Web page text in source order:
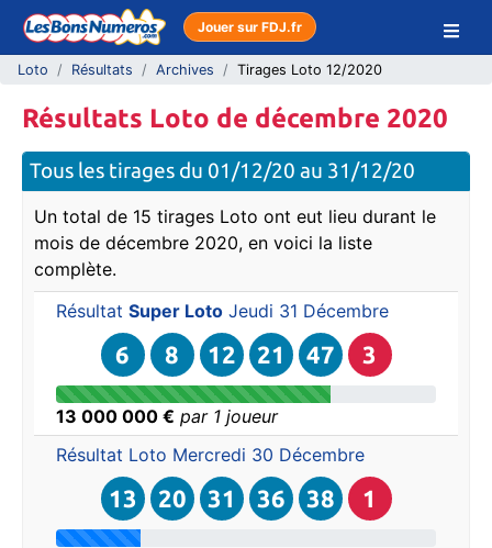
Jouer sur FDJ.fr
Loto Résultats Archives Tirages Loto 12/2020
Résultats Loto de décembre 2020
Tous les tirages du 01/12/20 au 31/12/20
Un total de 15 tirages Loto ont eut lieu durant le
mois de décembre 2020, en voici la liste
complète.
Résultat Super Loto Jeudi 31 Décembre
6 8 12 21 47 3
13 000 000 € par 1 joueur
Résultat Loto Mercredi 30 Décembre
13 20 31 36 38 1